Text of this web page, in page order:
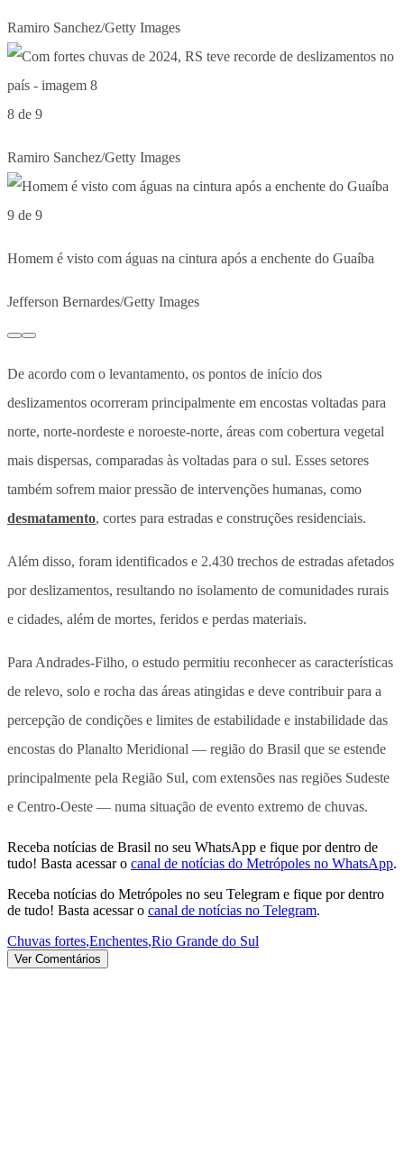
Ramiro Sanchez/Getty Images
8 de 9
Ramiro Sanchez/Getty Images
9 de 9
Homem é visto com águas na cintura após a enchente do Guaíba
Jefferson Bernardes/Getty Images
De acordo com o levantamento, os pontos de início dos
deslizamentos ocorreram principalmente em encostas voltadas para
norte, norte-nordeste e noroeste-norte, áreas com cobertura vegetal
mais dispersas, comparadas às voltadas para o sul. Esses setores
também sofrem maior pressão de intervenções humanas, como
desmatamento, cortes para estradas e construções residenciais.
Além disso, foram identificados e 2.430 trechos de estradas afetados
por deslizamentos, resultando no isolamento de comunidades rurais
e cidades, além de mortes, feridos e perdas materiais.
Para Andrades-Filho, o estudo permitiu reconhecer as características
de relevo, solo e rocha das áreas atingidas e deve contribuir para a
percepção de condições e limites de estabilidade e instabilidade das
encostas do Planalto Meridional — região do Brasil que se estende
principalmente pela Região Sul, com extensões nas regiões Sudeste
e Centro-Oeste — numa situação de evento extremo de chuvas.
Receba notícias de Brasil no seu WhatsApp e fique por dentro de
tudo! Basta acessar o canal de notícias do Metrópoles no WhatsApp.
Receba notícias do Metrópoles no seu Telegram e fique por dentro
de tudo! Basta acessar o canal de notícias no Telegram.
Chuvas fortes,Enchentes,Rio Grande do Sul
Ver Comentários